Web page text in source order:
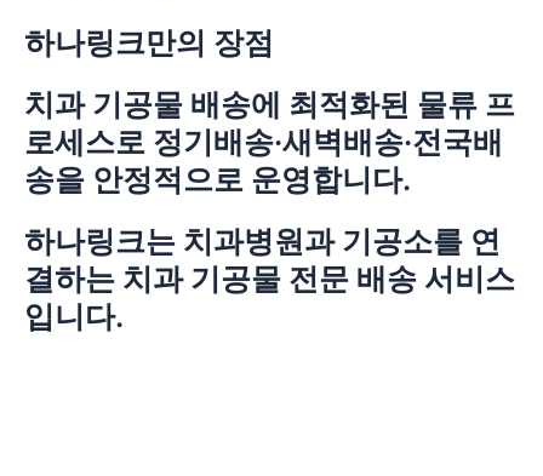
하나링크만의 장점
치과 기공물 배송에 최적화된 물류 프
로세스로 정기배송·새벽배송·전국배
송을 안정적으로 운영합니다.
하나링크는 치과병원과 기공소를 연
결하는 치과 기공물 전문 배송 서비스
입니다.